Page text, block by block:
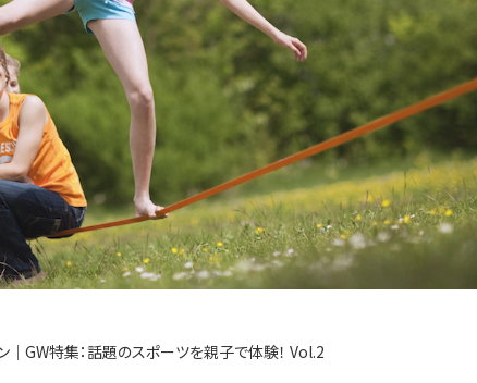
│GW特集：話題のスポーツを親子で体験！ Vol.2